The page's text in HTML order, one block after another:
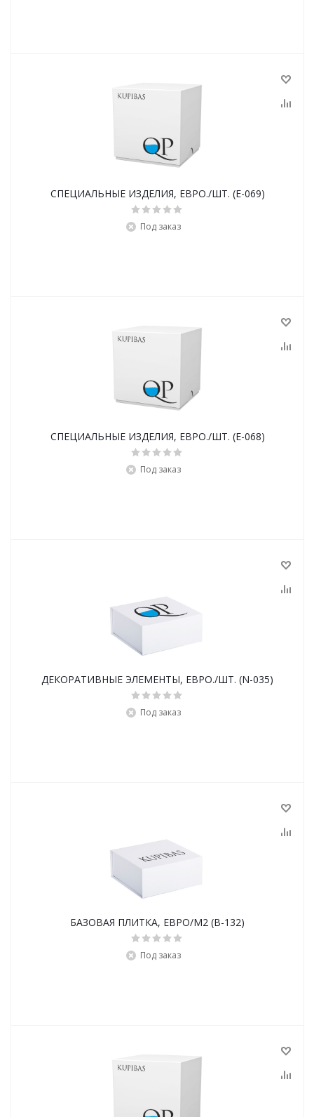
СПЕЦИАЛЬНЫЕ ИЗДЕЛИЯ, ЕВРО./ШТ. (E-069)
Под заказ
СПЕЦИАЛЬНЫЕ ИЗДЕЛИЯ, ЕВРО./ШТ. (E-068)
Под заказ
ДЕКОРАТИВНЫЕ ЭЛЕМЕНТЫ, ЕВРО./ШТ. (N-035)
Под заказ
БАЗОВАЯ ПЛИТКА, ЕВРО/М2 (B-132)
Под заказ